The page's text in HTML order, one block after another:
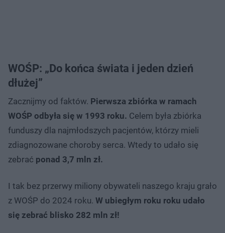
WOŚP: „Do końca świata i jeden dzień
dłużej”
Zacznijmy od faktów. Pierwsza zbiórka w ramach
WOŚP odbyła się w 1993 roku. Celem była zbiórka
funduszy dla najmłodszych pacjentów, którzy mieli
zdiagnozowane choroby serca. Wtedy to udało się
zebrać ponad 3,7 mln zł.
I tak bez przerwy miliony obywateli naszego kraju grało
z WOŚP do 2024 roku. W ubiegłym roku roku udało
się zebrać blisko 282 mln zł!